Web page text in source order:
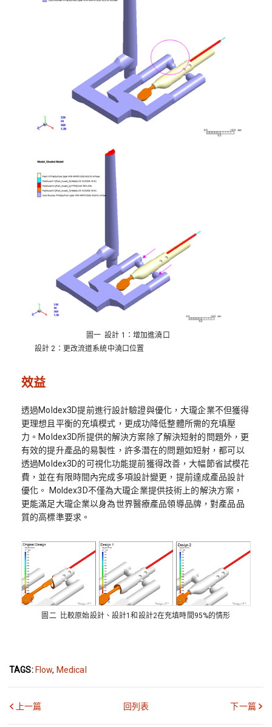
圖一 設計 1：增加進澆口
設計 2：更改流道系統中澆口位置
效益
透過Moldex3D提前進行設計驗證與優化，大瓏企業不但獲得
更理想且平衡的充填模式，更成功降低整體所需的充填壓
力。Moldex3D所提供的解決方案除了解決短射的問題外，更
有效的提升產品的易製性，許多潛在的問題如短射，都可以
透過Moldex3D的可視化功能提前獲得改善，大幅節省試模花
費，並在有限時間內完成多項設計變更，提前達成產品設計
優化。 Moldex3D不僅為大瓏企業提供技術上的解決方案，
更能滿足大瓏企業以身為世界醫療產品領導品牌，對產品品
質的高標準要求。
圖二 比較原始設計、設計1和設計2在充填時間95%的情形
TAGS: Flow, Medical
上一篇 回列表 下一篇